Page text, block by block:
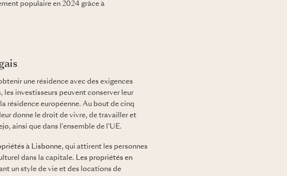
populaire en 2024 grâce à
une résidence avec des exigences
les investisseurs peuvent conserver leur
résidence européenne. Au bout de cinq
donne le droit de vivre, de travailler et
, ainsi que dans l'ensemble de l'UE.
à Lisbonne, qui attirent les personnes
dans la capitale. Les propriétés en
un style de vie et des locations de